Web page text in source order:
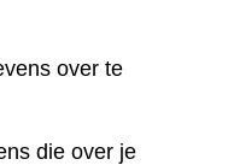
over te
die over je